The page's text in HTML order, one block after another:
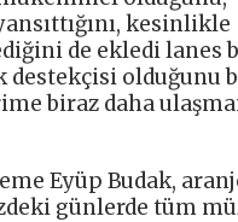
kesinlikle
de ekledi lanes
destekçisi olduğunu
biraz daha
Eyüp Budak,
günlerde tüm